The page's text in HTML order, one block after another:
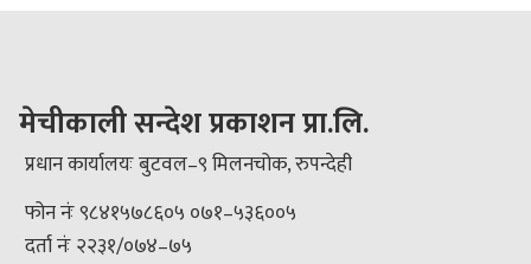
मेचीकाली सन्देश प्रकाशन प्रा.लि.
प्रधान कार्यालयः बुटवल–९ मिलनचोक, रुपन्देही
फोन नंः ९८४१५७८६०५ ०७१–५३६००५
दर्ता नंः २२३१/०७४–७५